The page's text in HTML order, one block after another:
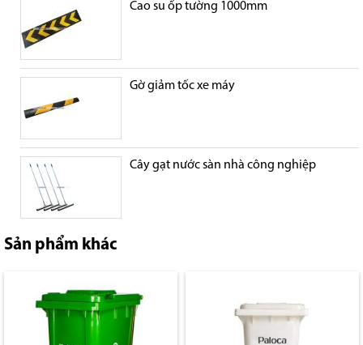
Cao su ốp tường 1000mm
Gờ giảm tốc xe máy
Cây gạt nước sàn nhà công nghiệp
Sản phẩm khác